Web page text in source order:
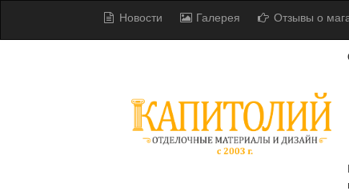
Новости Галерея Отзывы о